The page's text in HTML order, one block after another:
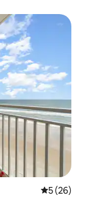
5 ud af 5 i
5 (26)